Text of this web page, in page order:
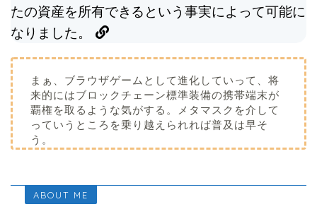
たの資産を所有できるという事実によって可能に
なりました。
まぁ、ブラウザゲームとして進化していって、将
来的にはブロックチェーン標準装備の携帯端末が
覇権を取るような気がする。メタマスクを介して
っていうところを乗り越えられれば普及は早そ
う。
ABOUT ME